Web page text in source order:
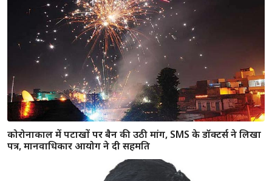
अजमेर : कुएं से युवक का शव निकालने में पुलिस को करनी पड़ी 7 घंटे
की मशक्कत, हत्या कर पत्थर बांधकर फेंका गया था